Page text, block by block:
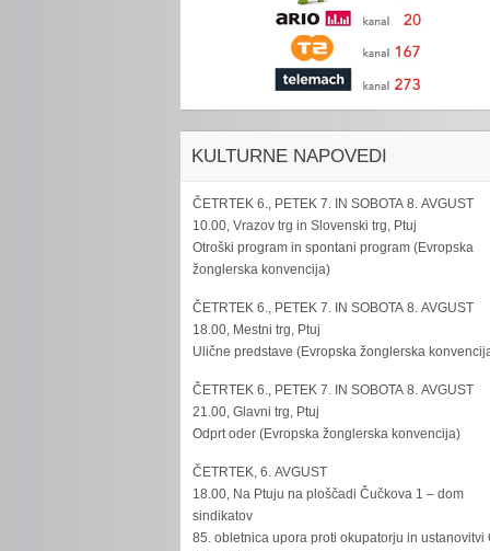
KULTURNE NAPOVEDI
ČETRTEK 6., PETEK 7. IN SOBOTA 8. AVGUST
10.00, Vrazov trg in Slovenski trg, Ptuj
Otroški program in spontani program (Evropska
žonglerska konvencija)
ČETRTEK 6., PETEK 7. IN SOBOTA 8. AVGUST
18.00, Mestni trg, Ptuj
Ulične predstave (Evropska žonglerska
ČETRTEK 6., PETEK 7. IN SOBOTA 8. AVGUST
21.00, Glavni trg, Ptuj
Odprt oder (Evropska žonglerska konvencija)
ČETRTEK, 6. AVGUST
18.00, Na Ptuju na ploščadi Čučkova 1 – dom
sindikatov
85. obletnica upora proti okupatorju in ustanovitvi